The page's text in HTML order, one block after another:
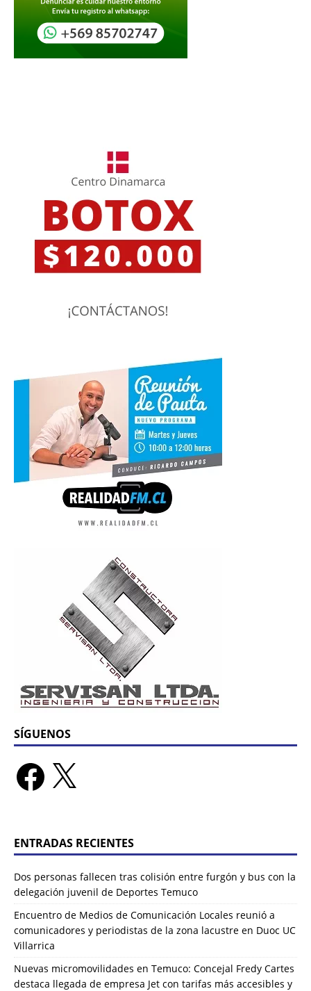
SÍGUENOS
ENTRADAS RECIENTES
Dos personas fallecen tras colisión entre furgón y bus con la
delegación juvenil de Deportes Temuco
Encuentro de Medios de Comunicación Locales reunió a
comunicadores y periodistas de la zona lacustre en Duoc UC
Villarrica
Nuevas micromovilidades en Temuco: Concejal Fredy Cartes
destaca llegada de empresa Jet con tarifas más accesibles y